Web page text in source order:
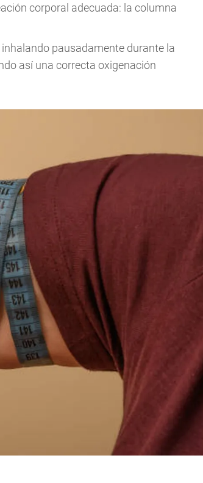
corporal adecuada: la columna
pausadamente durante la
así una correcta oxigenación